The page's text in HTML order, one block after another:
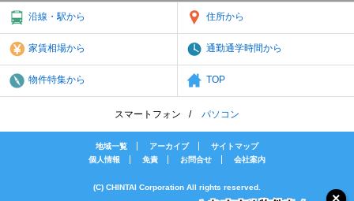
沿線・駅から 住所から
家賃相場から 通勤通学時間から
物件特集から TOP
スマートフォン パソコン
地域一覧 アーカイブ
サイトマップ
個人情報
免責 お問合せ 会社案内
(C) CHINTAI Corporation All rights reserved.